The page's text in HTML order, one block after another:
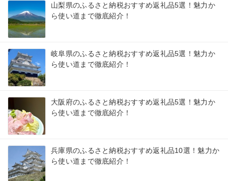
山梨県のふるさと納税おすすめ返礼品5選！魅力か
ら使い道まで徹底紹介！
岐阜県のふるさと納税おすすめ返礼品5選！魅力か
ら使い道まで徹底紹介！
大阪府のふるさと納税おすすめ返礼品5選！魅力か
ら使い道まで徹底紹介！
兵庫県のふるさと納税おすすめ返礼品10選！魅力か
ら使い道まで徹底紹介！